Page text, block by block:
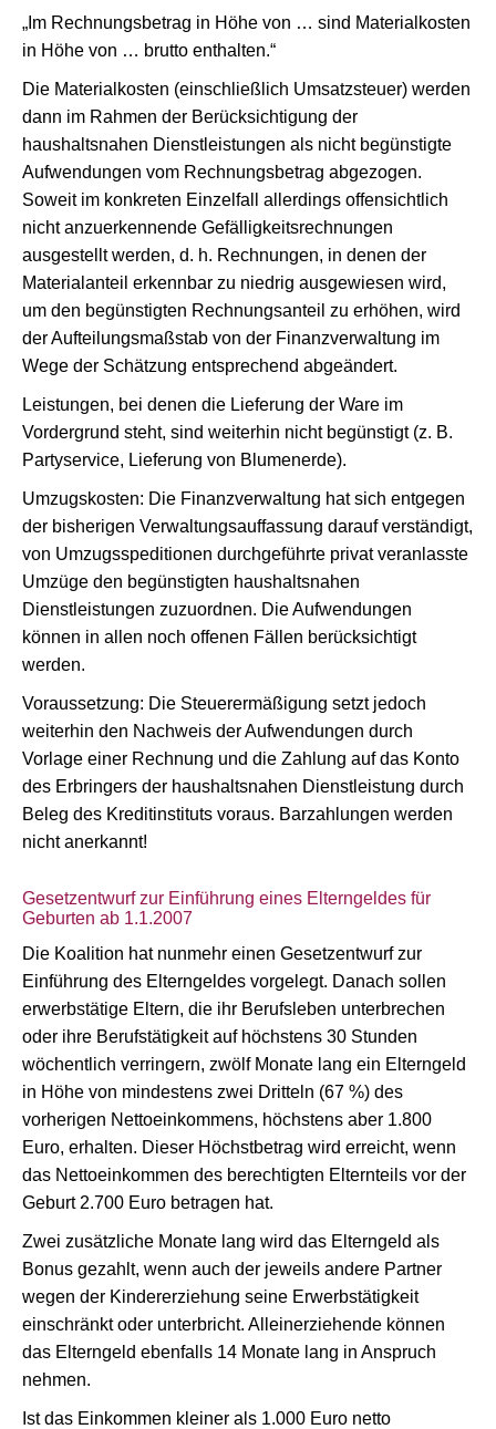
„Im Rechnungsbetrag in Höhe von … sind Materialkosten
in Höhe von … brutto enthalten.“
Die Materialkosten (einschließlich Umsatzsteuer) werden
dann im Rahmen der Berücksichtigung der
haushaltsnahen Dienstleistungen als nicht begünstigte
Aufwendungen vom Rechnungsbetrag abgezogen.
Soweit im konkreten Einzelfall allerdings offensichtlich
nicht anzuerkennende Gefälligkeitsrechnungen
ausgestellt werden, d. h. Rechnungen, in denen der
Materialanteil erkennbar zu niedrig ausgewiesen wird,
um den begünstigten Rechnungsanteil zu erhöhen, wird
der Aufteilungsmaßstab von der Finanzverwaltung im
Wege der Schätzung entsprechend abgeändert.
Leistungen, bei denen die Lieferung der Ware im
Vordergrund steht, sind weiterhin nicht begünstigt (z. B.
Partyservice, Lieferung von Blumenerde).
Umzugskosten: Die Finanzverwaltung hat sich entgegen
der bisherigen Verwaltungsauffassung darauf verständigt,
von Umzugsspeditionen durchgeführte privat veranlasste
Umzüge den begünstigten haushaltsnahen
Dienstleistungen zuzuordnen. Die Aufwendungen
können in allen noch offenen Fällen berücksichtigt
werden.
Voraussetzung: Die Steuerermäßigung setzt jedoch
weiterhin den Nachweis der Aufwendungen durch
Vorlage einer Rechnung und die Zahlung auf das Konto
des Erbringers der haushaltsnahen Dienstleistung durch
Beleg des Kreditinstituts voraus. Barzahlungen werden
nicht anerkannt!
Gesetzentwurf zur Einführung eines Elterngeldes für
Geburten ab 1.1.2007
Die Koalition hat nunmehr einen Gesetzentwurf zur
Einführung des Elterngeldes vorgelegt. Danach sollen
erwerbstätige Eltern, die ihr Berufsleben unterbrechen
oder ihre Berufstätigkeit auf höchstens 30 Stunden
wöchentlich verringern, zwölf Monate lang ein Elterngeld
in Höhe von mindestens zwei Dritteln (67 %) des
vorherigen Nettoeinkommens, höchstens aber 1.800
Euro, erhalten. Dieser Höchstbetrag wird erreicht, wenn
das Nettoeinkommen des berechtigten Elternteils vor der
Geburt 2.700 Euro betragen hat.
Zwei zusätzliche Monate lang wird das Elterngeld als
Bonus gezahlt, wenn auch der jeweils andere Partner
wegen der Kindererziehung seine Erwerbstätigkeit
einschränkt oder unterbricht. Alleinerziehende können
das Elterngeld ebenfalls 14 Monate lang in Anspruch
nehmen.
Ist das Einkommen kleiner als 1.000 Euro netto